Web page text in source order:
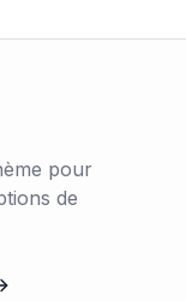
pour
de